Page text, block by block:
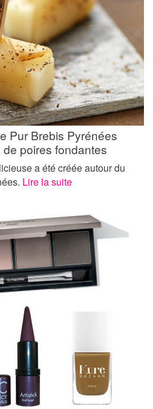
Pur Brebis Pyrénées
poires fondantes
a été créée autour du
Lire la suite